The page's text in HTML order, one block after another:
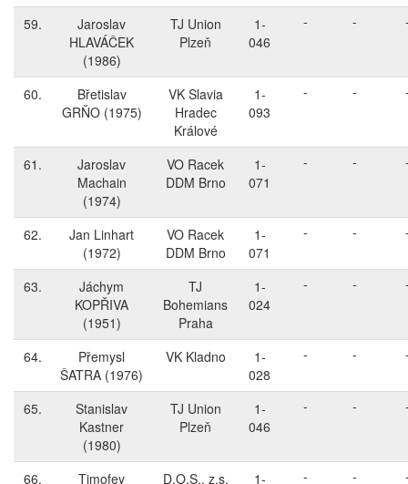
59.
Jaroslav
HLAVÁČEK
(1986)
TJ Union
Plzeň
1-
046
- -
60.
Břetislav
GRŇO (1975)
VK Slavia
Hradec
Králové
1-
093
- -
61.
Jaroslav
Machain
(1974)
VO Racek
DDM Brno
1-
071
- -
62.
Jan Linhart
(1972)
VO Racek
DDM Brno
1-
071
- -
63.
Jáchym
KOPŘIVA
(1951)
TJ
Bohemians
Praha
1-
024
- -
64.
Přemysl
ŠATRA (1976)
VK Kladno
1-
028
- -
65.
Stanislav
Kastner
(1980)
TJ Union
Plzeň
1-
046
- -
66.
Timofey
D.O.S., z.s.
1-
- -